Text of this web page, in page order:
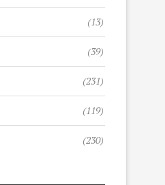
(13)
(39)
(231)
(119)
(230)